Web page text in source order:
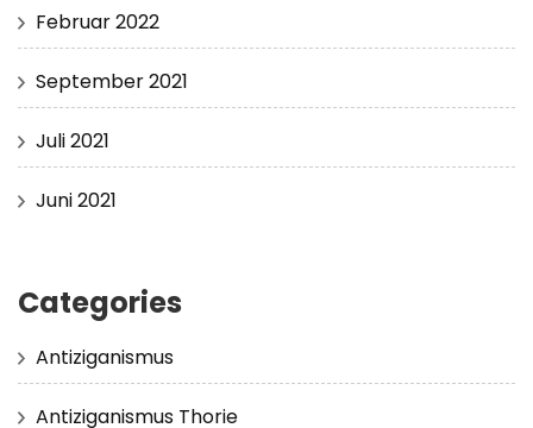
Februar 2022
September 2021
Juli 2021
Juni 2021
Categories
Antiziganismus
Antiziganismus Thorie